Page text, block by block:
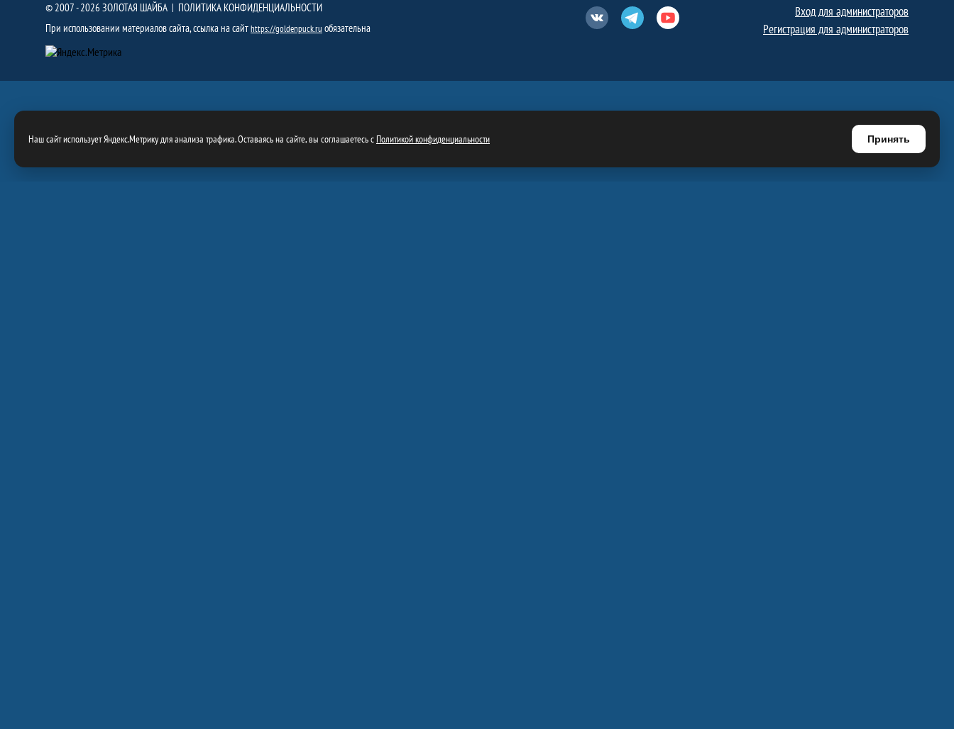
© 2007 - 2026 ЗОЛОТАЯ ШАЙБА | ПОЛИТИКА КОНФИДЕНЦИАЛЬНОСТИ
При использовании материалов сайта, ссылка на сайтhttps://goldenpuck.ru обязательна ВконтактеТелеграмЮтуб
Вход для администраторов
Регистрация для администраторов
Наш сайт использует Яндекс.Метрику для анализа трафика. Оставаясь на сайте, вы соглашаетесь сПолитикой конфиденциальности Принять